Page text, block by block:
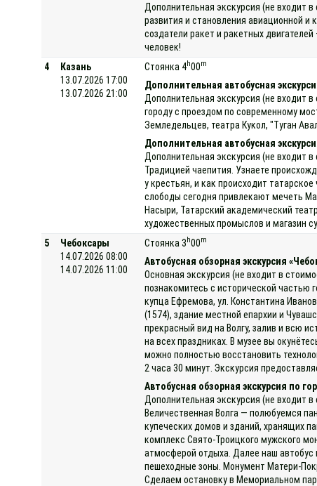
Дополнительная экскурсия (не входит
развития и становления авиационной
создатели ракет и ракетных
человек!
4
Казань
13.07.2026 17:00
13.07.2026 21:00
Стоянка 4h00m
Дополнительная автобусная
Дополнительная экскурсия (не входит
городу с проездом по современному
Земледельцев, театра Кукол, "Туган
Дополнительная автобусная
Дополнительная экскурсия (не входит
Традицией чаепития. Узнаете
у крестьян, и как происходит
слободы сегодня привлекают мечеть
Насыри, Татарский академический
художественных промыслов и магазин
5
Чебоксары
14.07.2026 08:00
14.07.2026 11:00
Стоянка 3 h00m
Автобусная обзорная экскурсия
Основная экскурсия (не входит в
познакомитесь с исторической частью
купца Ефремова, ул. Константина
(1574), здание местной епархии и
прекрасный вид на Волгу, залив и всю
на всех праздниках. В музее вы
можно полностью восстановить
2 часа 30 минут. Экскурсия
Автобусная обзорная экскурсия по
Дополнительная экскурсия (не входит
Величественная Волга — полюбуемся
купеческих домов и зданий, хранящих
комплекс Свято-Троицкого мужского
атмосферой отдыха. Далее наш автобус
пешеходные зоны. Монумент Матери-
Сделаем остановку в Мемориальном